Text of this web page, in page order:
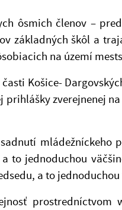
ôsmich členov –
základných škôl a
na území
Košice-
zverejnenej
mládežníckeho
to jednoduchou
a to jednoduchou
prostredníctvom